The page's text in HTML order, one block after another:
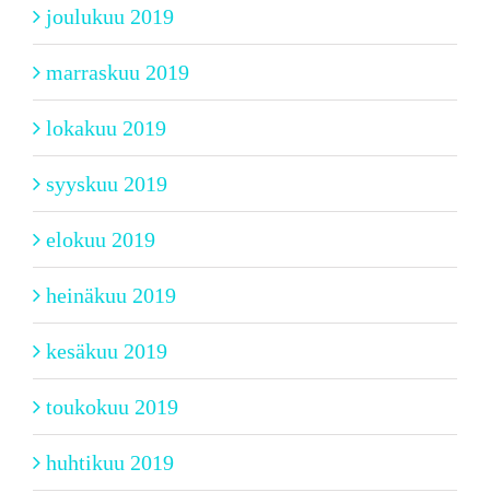
joulukuu 2019
marraskuu 2019
lokakuu 2019
syyskuu 2019
elokuu 2019
heinäkuu 2019
kesäkuu 2019
toukokuu 2019
huhtikuu 2019